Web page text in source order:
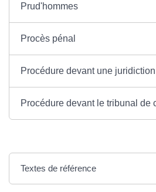
Prud'hommes
Procès pénal
Procédure devant une
Procédure devant le tribunal de
Textes de référence